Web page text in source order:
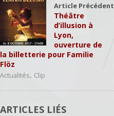
Article Précédent
Théâtre
d’illusion à
Lyon,
ouverture de
la billetterie pour Familie
Flöz
Actualités, Clip
ARTICLES LIÉS